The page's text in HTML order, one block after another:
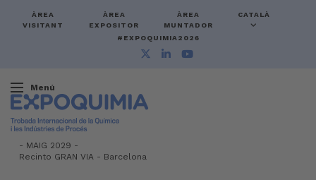
ÀREA
VISITANT
ÀREA
EXPOSITOR
ÀREA
MUNTADOR
CATALÀ
#EXPOQUIMIA2026
Menú
- MAIG 2029 -
Recinto GRAN VIA - Barcelona